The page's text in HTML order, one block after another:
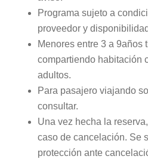
Programa sujeto a
proveedor y
Menores entre 3 a 9años
compartiendo habitación
adultos.
Para pasajero viajando
consultar.
Una vez hecha la
caso de cancelación. Se
protección ante